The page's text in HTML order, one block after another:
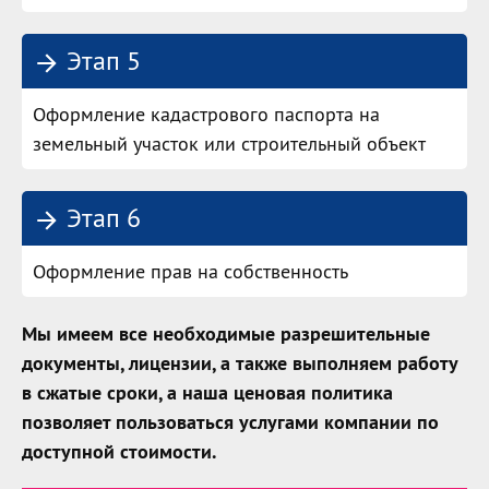
Этап 5
Оформление кадастрового паспорта на
земельный участок или строительный объект
Этап 6
Оформление прав на собственность
Мы имеем все необходимые разрешительные
документы, лицензии, а также выполняем работу
в сжатые сроки, а наша ценовая политика
позволяет пользоваться услугами компании по
доступной стоимости.